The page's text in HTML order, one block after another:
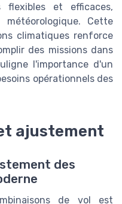
flexibles et efficaces,
Cette
climatiques renforce
des missions dans
l'importance d'un
opérationnels des
ajustement
des
de vol est